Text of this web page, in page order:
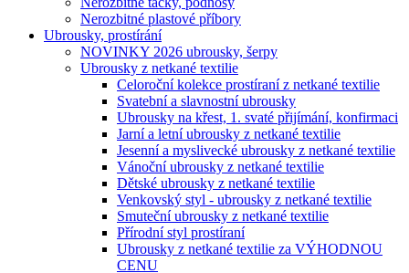
Nerozbitné plastové příbory
Ubrousky, prostírání
NOVINKY 2026 ubrousky, šerpy
Ubrousky z netkané textilie
Celoroční kolekce prostíraní z netkané textilie
Svatební a slavnostní ubrousky
Ubrousky na křest, 1. svaté přijímání, konfirmaci
Jarní a letní ubrousky z netkané textilie
Jesenní a myslivecké ubrousky z netkané textilie
Vánoční ubrousky z netkané textilie
Dětské ubrousky z netkané textilie
Venkovský styl - ubrousky z netkané textilie
Smuteční ubrousky z netkané textilie
Přírodní styl prostíraní
Ubrousky z netkané textilie za VÝHODNOU
CENU